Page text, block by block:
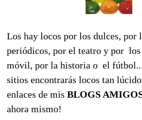
Los hay locos por los dulces, por
periódicos, por el teatro y por
móvil, por la historia o el
sitios encontrarás locos tan
enlaces de mis BLOGS
ahora mismo!